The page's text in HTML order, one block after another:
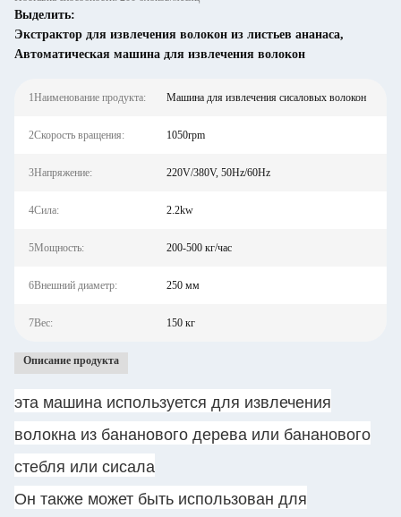
Выделить:
Экстрактор для извлечения волокон из листьев ананаса,
Автоматическая машина для извлечения волокон
1Наименование продукта: Машина для извлечения сисаловых волокон
2Скорость вращения: 1050rpm
3Напряжение: 220V/380V, 50Hz/60Hz
4Сила: 2.2kw
5Мощность: 200-500 кг/час
6Внешний диаметр: 250 мм
7Вес: 150 кг
Описание продукта
эта машина используется для извлечения
волокна из бананового дерева или бананового
стебля или сисала
Он также может быть использован для